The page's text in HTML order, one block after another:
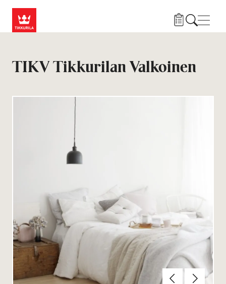
TIKV Tikkurilan Valkoinen
Edellinen